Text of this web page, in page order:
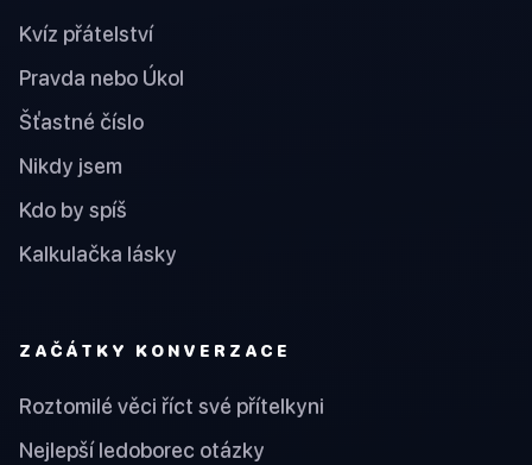
Kvíz přátelství
Pravda nebo Úkol
Šťastné číslo
Nikdy jsem
Kdo by spíš
Kalkulačka lásky
ZAČÁTKY KONVERZACE
Roztomilé věci říct své přítelkyni
Nejlepší ledoborec otázky